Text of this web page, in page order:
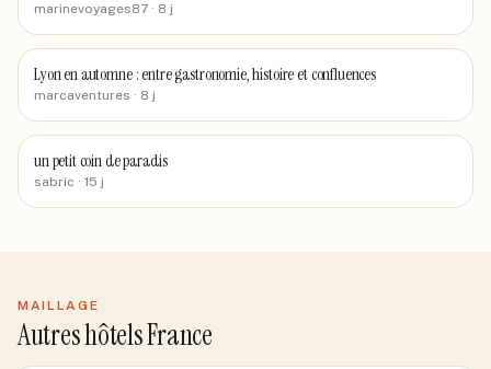
marinevoyages87 · 8 j
Lyon en automne : entre gastronomie, histoire et confluences
marcaventures · 8 j
un petit coin de paradis
sabric · 15 j
MAILLAGE
Autres hôtels France